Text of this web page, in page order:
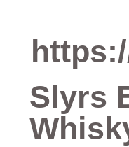
Slyrs